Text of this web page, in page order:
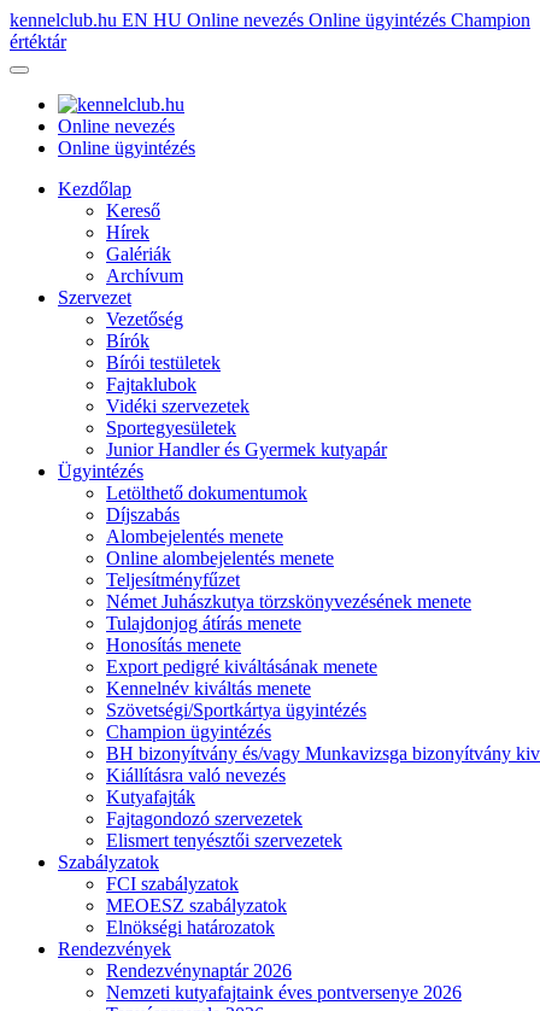
kennelclub.hu EN HU Online nevezés Online ügyintézés Champion
értéktár
Online nevezés
Online ügyintézés
Kezdőlap
Kereső
Hírek
Galériák
Archívum
Szervezet
Vezetőség
Bírók
Bírói testületek
Fajtaklubok
Vidéki szervezetek
Sportegyesületek
Junior Handler és Gyermek kutyapár
Ügyintézés
Letölthető dokumentumok
Díjszabás
Alombejelentés menete
Online alombejelentés menete
Teljesítményfűzet
Német Juhászkutya törzskönyvezésének menete
Tulajdonjog átírás menete
Honosítás menete
Export pedigré kiváltásának menete
Kennelnév kiváltás menete
Szövetségi/Sportkártya ügyintézés
Champion ügyintézés
BH bizonyítvány és/vagy Munkavizsga bizonyítvány
Kiállításra való nevezés
Kutyafajták
Fajtagondozó szervezetek
Elismert tenyésztői szervezetek
Szabályzatok
FCI szabályzatok
MEOESZ szabályzatok
Elnökségi határozatok
Rendezvények
Rendezvénynaptár 2026
Nemzeti kutyafajtaink éves pontversenye 2026